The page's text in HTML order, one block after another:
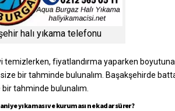
halı yıkama telefonu
temizlerken, fiyatlandırma yaparken boyutuna
size bir tahminde bulunalım. Başakşehirde
bir tahminde bulunalım.
yıkaması ve kuruması ne kadar sürer?